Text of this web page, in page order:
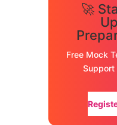
🚀
Free Mock
Support